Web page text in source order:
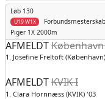
Løb 130
Forbundsmesterskab
U19 W1X
Piger 1X 2000m
AFMELDT
1. Josefine Freltoft
AFMELDTKVIK I
1. Clara Hornnæss (KVIK) '03